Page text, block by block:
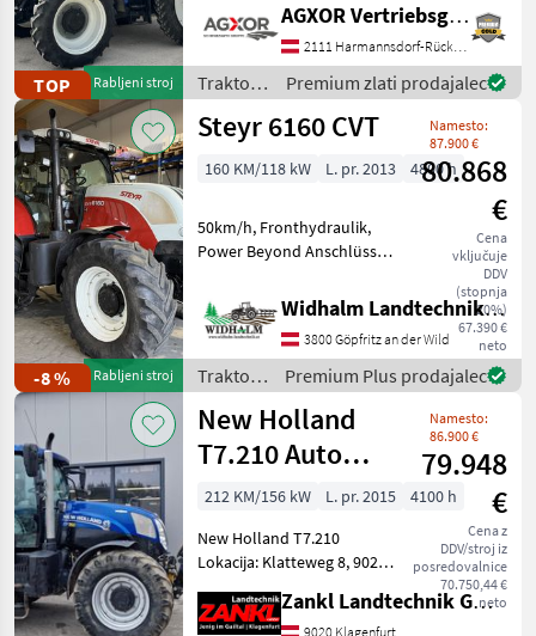
TOP Rabljeni stroj
PS Normalleistung und 154
PS geboostet - Stufenloses
Getriebe 50 km/h Eco mit
1750 Motor
AGXOR Vertriebsgesellschaft Ost GmbH
2111 Harmannsdorf-Rückersdorf
Traktor /
Steyr
Premium zlati prodajalec
-8 % Rabljeni stroj
Steyr 6160 CVT
Namesto:
87.900 €
80.868
€
Cena
vključuje
DDV
(stopnja
20%)
67.390 €
neto
160 KM/118 kW L. pr. 2013 4800 h
50km/h, Fronthydraulik,
Power Beyond Anschlüsse,
Druckluftbremse, gefederte
Kabine, gefederte
Vorderachse, LS Pumpe,
stufenloses Getriebe, K80,
au
Widhalm Landtechnik GmbH
3800 Göpfritz an der Wild
Traktor /
Steyr
Premium Plus prodajalec
New Holland
T7.210 Auto
Command
Namesto:
86.900 €
79.948
€
Cena z
DDV/stroj iz
posredovalnice
70.750,44 €
neto
212 KM/156 kW L. pr. 2015
4100 h
New Holland T7.210
Lokacija: Klatteweg 8, 9020
2015 - približno 4.100
Zankl Landtechnik GmbH
9020 Klagenfurt